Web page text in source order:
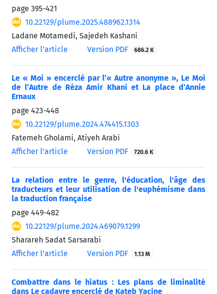
page 395-421
10.22129/plume.2025.488962.1314
Ladane Motamedi, Sajedeh Kashani
Afficher l’article
Version PDF 686.2 K
Le « Moi » encerclé par l’« Autre anonyme », Le Moi
de l’Autre de Réza Amir Khani et La place d’Annie
Ernaux
page 423-448
10.22129/plume.2024.474415.1303
Fatemeh Gholami, Atiyeh Arabi
Afficher l’article
Version PDF 720.6 K
La relation entre le genre, l'éducation, l'âge des
traducteurs et leur utilisation de l'euphémisme dans
la traduction française
page 449-482
10.22129/plume.2024.469079.1299
Sharareh Sadat Sarsarabi
Afficher l’article
Version PDF 1.13 M
Combattre dans le hiatus : Les plans de liminalité
dans Le cadavre encerclé de Kateb Yacine